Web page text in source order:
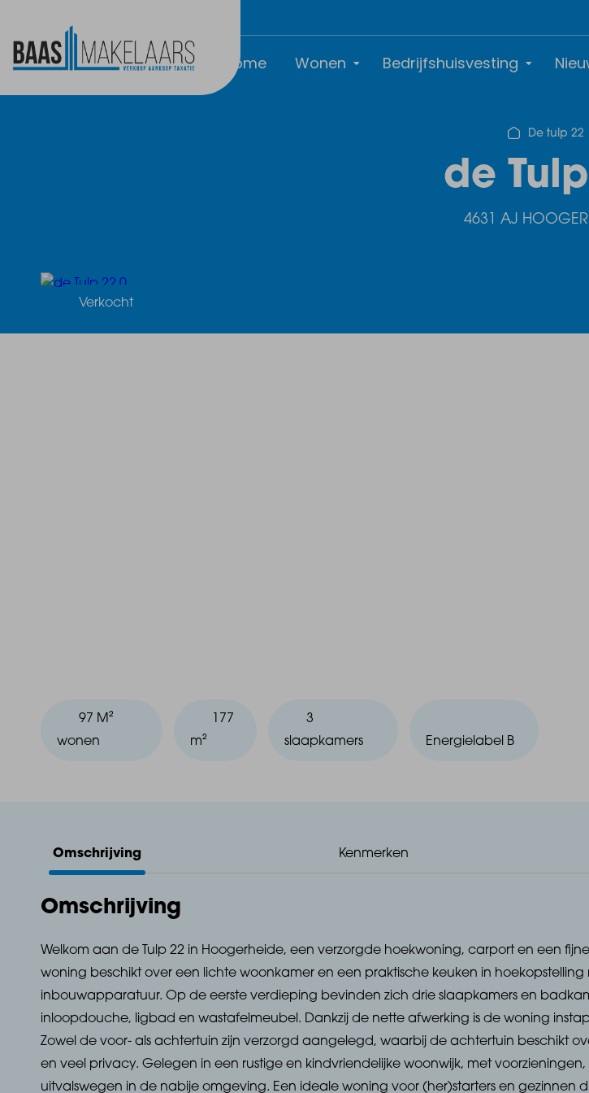
Home Wonen Bedrijfshuisvesting
De tulp 22
de
4631 AJ
Verkocht
97 M²
wonen
177
m²
3
slaapkamers
Energielabel B
Omschrijving Kenmerken
Omschrijving
Welkom aan de Tulp 22 in Hoogerheide, een verzorgde hoekwoning, carport en een
woning beschikt over een lichte woonkamer en een praktische keuken in hoekopstelling
inbouwapparatuur. Op de eerste verdieping bevinden zich drie slaapkamers en
inloopdouche, ligbad en wastafelmeubel. Dankzij de nette afwerking is de woning
Zowel de voor- als achtertuin zijn verzorgd aangelegd, waarbij de achtertuin beschikt
en veel privacy. Gelegen in een rustige en kindvriendelijke woonwijk, met voorzieningen,
uitvalswegen in de nabije omgeving. Een ideale woning voor (her)starters en gezinnen